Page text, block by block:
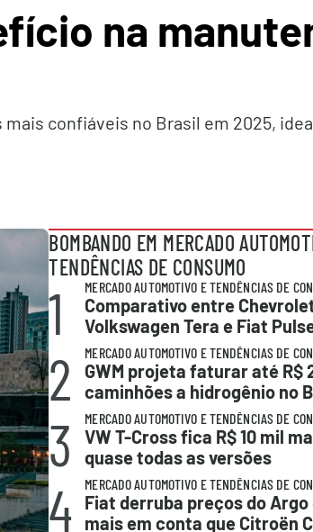
na
confiáveis no Brasil em 2025,
BOMBANDO EM MERCADO
TENDÊNCIAS DE CONSUMO
1 MERCADO AUTOMOTIVO E TENDÊNCIAS DE
Comparativo entre
Volkswagen Tera e Fiat
2 MERCADO AUTOMOTIVO E TENDÊNCIAS DE
GWM projeta faturar até R$
caminhões a hidrogênio no
3 MERCADO AUTOMOTIVO E TENDÊNCIAS DE
VW T-Cross fica R$ 10 mil
quase todas as versões
4 MERCADO AUTOMOTIVO E TENDÊNCIAS DE
Fiat derruba preços do
mais em conta que Citroën